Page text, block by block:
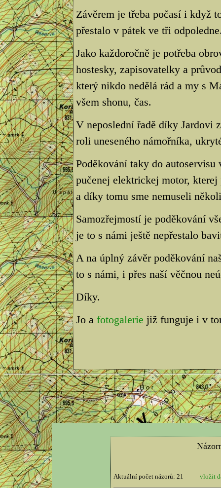
Závěrem je třeba počasí i když
přestalo v pátek ve tři
Jako každoročně je potřeba
hostesky, zapisovatelky a
který nikdo nedělá rád a my s
všem shonu, čas.
V neposlední řadě díky Jardovi
roli uneseného námořníka,
Poděkování taky do
pučenej elektrickej motor,
a díky tomu sme nemuseli
Samozřejmostí je poděkování
je to s námi ještě nepřestalo
A na úplný závěr poděkování
to s námi, i přes naší věčnou
Díky.
Jo a fotogalerie již funguje i v